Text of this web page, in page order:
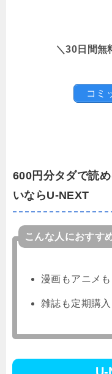
＼30日間無
コミ
600円分タダで読
いならU-NEXT
こんな人におすす
漫画もアニメ
雑誌も定期購